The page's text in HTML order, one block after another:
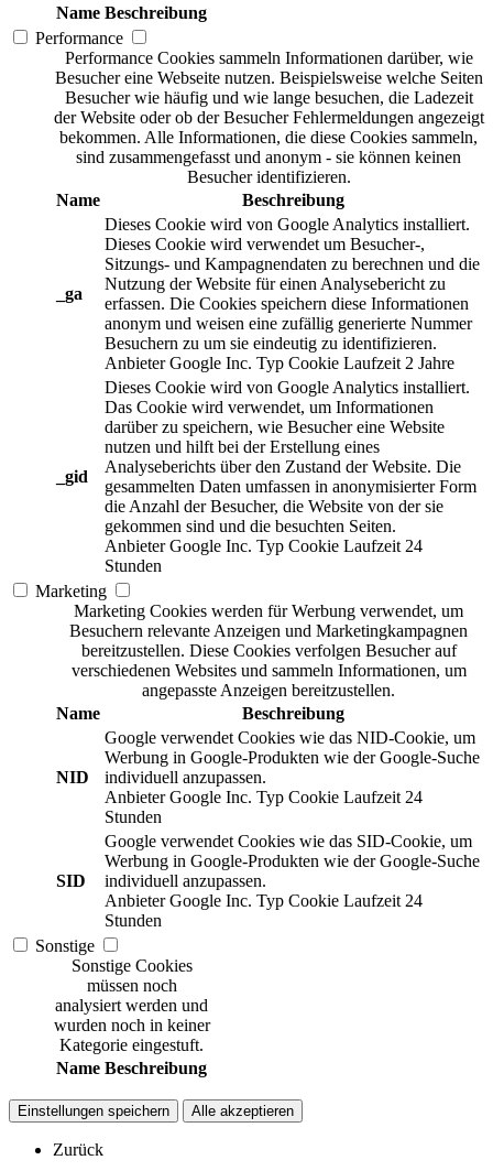
Name Beschreibung
Performance
Performance Cookies sammeln Informationen darüber, wie
Besucher eine Webseite nutzen. Beispielsweise welche Seiten
Besucher wie häufig und wie lange besuchen, die Ladezeit
der Website oder ob der Besucher Fehlermeldungen angezeigt
bekommen. Alle Informationen, die diese Cookies sammeln,
sind zusammengefasst und anonym - sie können keinen
Besucher identifizieren.
Name
Beschreibung
_ga
Dieses Cookie wird von Google Analytics installiert.
Dieses Cookie wird verwendet um Besucher-,
Sitzungs- und Kampagnendaten zu berechnen und die
Nutzung der Website für einen Analysebericht zu
erfassen. Die Cookies speichern diese Informationen
anonym und weisen eine zufällig generierte Nummer
Besuchern zu um sie eindeutig zu identifizieren.
Anbieter Google Inc. Typ Cookie Laufzeit 2 Jahre
_gid
Dieses Cookie wird von Google Analytics installiert.
Das Cookie wird verwendet, um Informationen
darüber zu speichern, wie Besucher eine Website
nutzen und hilft bei der Erstellung eines
Analyseberichts über den Zustand der Website. Die
gesammelten Daten umfassen in anonymisierter Form
die Anzahl der Besucher, die Website von der sie
gekommen sind und die besuchten Seiten.
Anbieter Google Inc. Typ Cookie Laufzeit 24
Stunden
Marketing
Marketing Cookies werden für Werbung verwendet, um
Besuchern relevante Anzeigen und Marketingkampagnen
bereitzustellen. Diese Cookies verfolgen Besucher auf
verschiedenen Websites und sammeln Informationen, um
angepasste Anzeigen bereitzustellen.
Name
Beschreibung
NID
Google verwendet Cookies wie das NID-Cookie, um
Werbung in Google-Produkten wie der Google-Suche
individuell anzupassen.
Anbieter Google Inc. Typ Cookie Laufzeit 24
Stunden
SID
Google verwendet Cookies wie das SID-Cookie, um
Werbung in Google-Produkten wie der Google-Suche
individuell anzupassen.
Anbieter Google Inc. Typ Cookie Laufzeit 24
Stunden
Sonstige
Sonstige Cookies
müssen noch
analysiert werden und
wurden noch in keiner
Kategorie eingestuft.
Name Beschreibung
Einstellungen speichern Alle akzeptieren
Zurück